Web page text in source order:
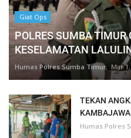
Giat Ops
POLRES SUMBA TIMUR
KESELAMATAN
Humas Polres Sumba Timur Mar
TEKAN
Humas Polres